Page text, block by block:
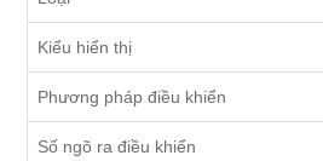
Kiểu hiển thị
Phương pháp điều khiển
Số ngõ ra điều khiển